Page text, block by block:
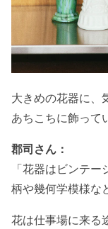
大きめの花器に、
あちこちに飾って
郡司さん：
「花器はビンテ
柄や幾何学模様な
花は仕事場に来る